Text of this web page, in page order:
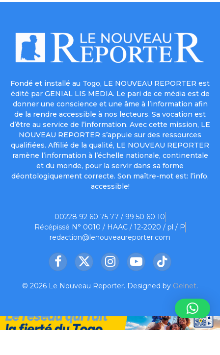
Fondé et installé au Togo, LE NOUVEAU REPORTER est
édité par GENIAL LIS MEDIA. Le pari de ce média est de
donner une conscience et une âme à l’information afin
de la rendre accessible à nos lecteurs. Sa vocation est
d’être au service de l’information. Avec cette mission, LE
NOUVEAU REPORTER s’appuie sur des ressources
qualifiées. Affilié de la qualité, LE NOUVEAU REPORTER
ramène l’information à l’échelle nationale, continentale
et du monde, pour la servir dans sa forme
déontologiquement correcte. Son maître-mot est: l’info,
accessible!
00228 92 60 75 77 / 99 50 60 10
Récépissé N° 0010 / HAAC / 12-2020 / pl / P
redaction@lenouveaureporter.com
Facebook
X
InstagramYouTubeTikTok
© 2026 Le Nouveau Reporter. Designed by Oelnet.